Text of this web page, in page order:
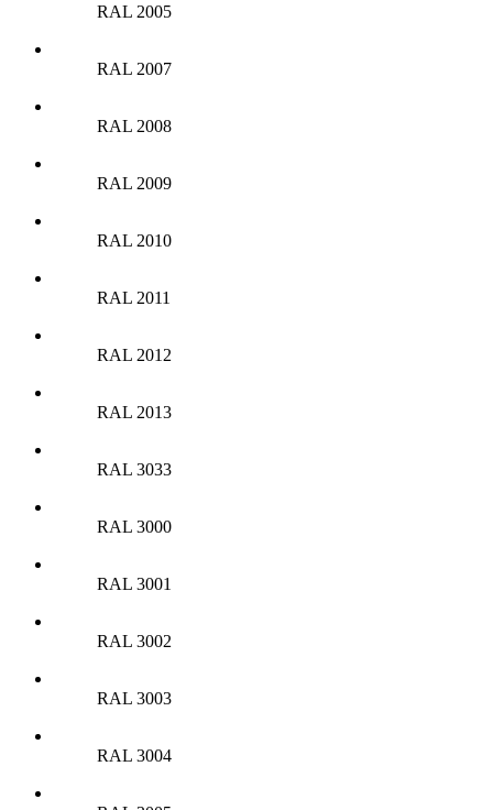
RAL 2005
RAL 2007
RAL 2008
RAL 2009
RAL 2010
RAL 2011
RAL 2012
RAL 2013
RAL 3033
RAL 3000
RAL 3001
RAL 3002
RAL 3003
RAL 3004